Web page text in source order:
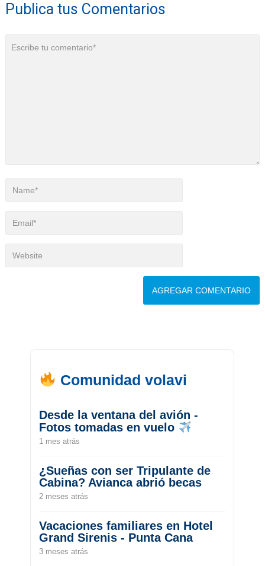
Publica tus Comentarios
Comunidad volavi
Desde la ventana del avión -
Fotos tomadas en vuelo
1 mes atrás
¿Sueñas con ser Tripulante de
Cabina? Avianca abrió becas
2 meses atrás
Vacaciones familiares en Hotel
Grand Sirenis - Punta Cana
3 meses atrás